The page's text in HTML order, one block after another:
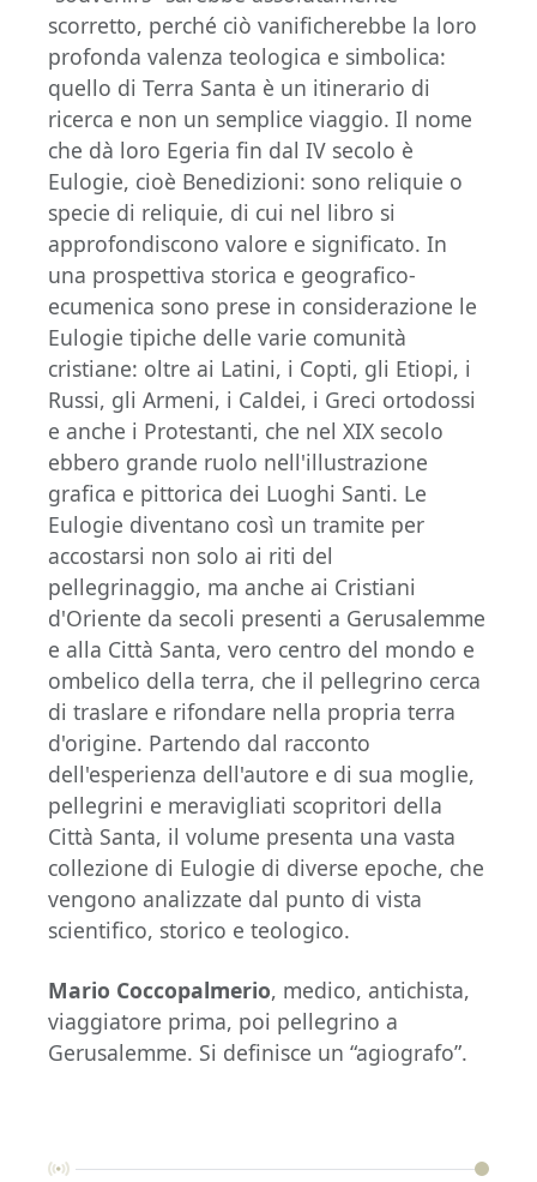
scorretto, perché ciò vanificherebbe la loro
profonda valenza teologica e simbolica:
quello di Terra Santa è un itinerario di
ricerca e non un semplice viaggio. Il nome
che dà loro Egeria fin dal IV secolo è
Eulogie, cioè Benedizioni: sono reliquie o
specie di reliquie, di cui nel libro si
approfondiscono valore e significato. In
una prospettiva storica e geografico-
ecumenica sono prese in considerazione le
Eulogie tipiche delle varie comunità
cristiane: oltre ai Latini, i Copti, gli Etiopi, i
Russi, gli Armeni, i Caldei, i Greci ortodossi
e anche i Protestanti, che nel XIX secolo
ebbero grande ruolo nell'illustrazione
grafica e pittorica dei Luoghi Santi. Le
Eulogie diventano così un tramite per
accostarsi non solo ai riti del
pellegrinaggio, ma anche ai Cristiani
d'Oriente da secoli presenti a Gerusalemme
e alla Città Santa, vero centro del mondo e
ombelico della terra, che il pellegrino cerca
di traslare e rifondare nella propria terra
d'origine. Partendo dal racconto
dell'esperienza dell'autore e di sua moglie,
pellegrini e meravigliati scopritori della
Città Santa, il volume presenta una vasta
collezione di Eulogie di diverse epoche, che
vengono analizzate dal punto di vista
scientifico, storico e teologico.
Mario Coccopalmerio, medico, antichista,
viaggiatore prima, poi pellegrino a
Gerusalemme. Si definisce un “agiografo”.